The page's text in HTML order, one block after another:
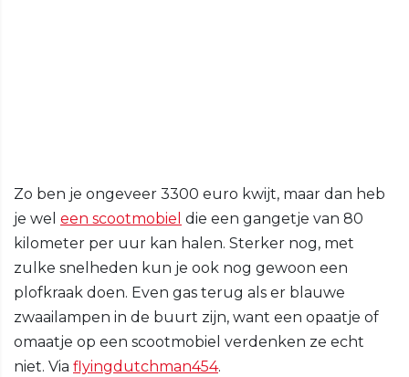
Zo ben je ongeveer 3300 euro kwijt, maar dan heb
je wel een scootmobiel die een gangetje van 80
kilometer per uur kan halen. Sterker nog, met
zulke snelheden kun je ook nog gewoon een
plofkraak doen. Even gas terug als er blauwe
zwaailampen in de buurt zijn, want een opaatje of
omaatje op een scootmobiel verdenken ze echt
niet. Via flyingdutchman454.